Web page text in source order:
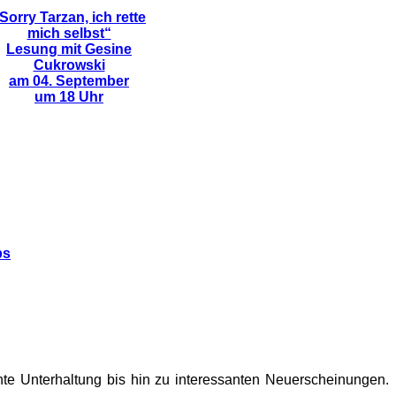
Tarzan, ich rette
mich selbst“
Lesung mit Gesine
Cukrowski
am 04. September
um 18 Uhr
Unterhaltung bis hin zu interessanten Neuerscheinungen.